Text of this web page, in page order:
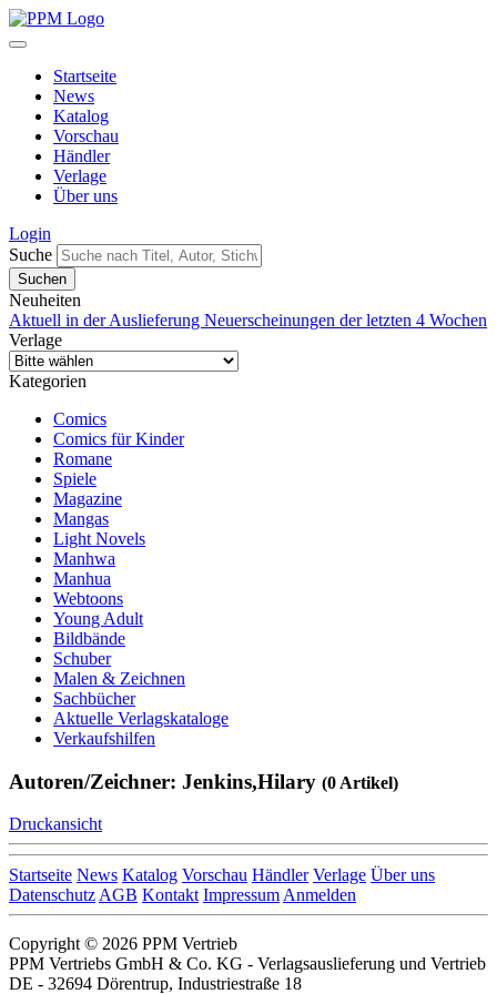
Startseite
News
Katalog
Vorschau
Händler
Verlage
Über uns
Login
Suche
Neuheiten
Aktuell in der Auslieferung Neuerscheinungen der letzten 4 Wochen
Verlage
Kategorien
Comics
Comics für Kinder
Romane
Spiele
Magazine
Mangas
Light Novels
Manhwa
Manhua
Webtoons
Young Adult
Bildbände
Schuber
Malen & Zeichnen
Sachbücher
Aktuelle Verlagskataloge
Verkaufshilfen
Autoren/Zeichner: Jenkins,Hilary (0 Artikel)
Druckansicht
Startseite News Katalog Vorschau Händler Verlage Über uns
DatenschutzAGB Kontakt ImpressumAnmelden
Copyright © 2026 PPM Vertrieb
PPM Vertriebs GmbH & Co. KG - Verlagsauslieferung und Vertrieb
DE - 32694 Dörentrup, Industriestraße 18